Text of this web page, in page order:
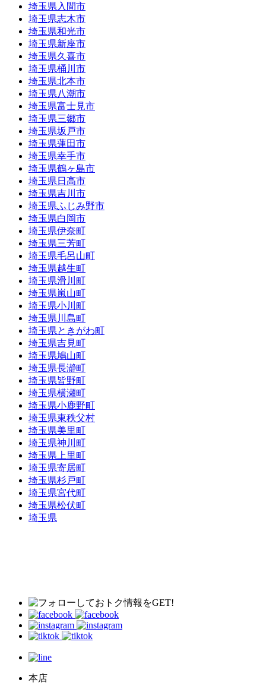
埼玉県入間市
埼玉県志木市
埼玉県和光市
埼玉県新座市
埼玉県久喜市
埼玉県桶川市
埼玉県北本市
埼玉県八潮市
埼玉県富士見市
埼玉県三郷市
埼玉県坂戸市
埼玉県蓮田市
埼玉県幸手市
埼玉県鶴ヶ島市
埼玉県日高市
埼玉県吉川市
埼玉県ふじみ野市
埼玉県白岡市
埼玉県伊奈町
埼玉県三芳町
埼玉県毛呂山町
埼玉県越生町
埼玉県滑川町
埼玉県嵐山町
埼玉県小川町
埼玉県川島町
埼玉県ときがわ町
埼玉県吉見町
埼玉県鳩山町
埼玉県長瀞町
埼玉県皆野町
埼玉県横瀬町
埼玉県小鹿野町
埼玉県東秩父村
埼玉県美里町
埼玉県神川町
埼玉県上里町
埼玉県寄居町
埼玉県杉戸町
埼玉県宮代町
埼玉県松伏町
埼玉県
本店